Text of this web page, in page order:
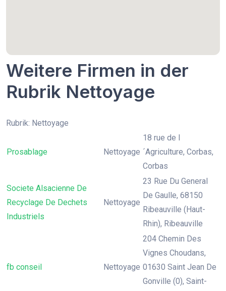
Weitere Firmen in der
Rubrik Nettoyage
Rubrik: Nettoyage
Prosablage Nettoyage
18 rue de l
´Agriculture, Corbas,
Corbas
Societe Alsacienne De
Recyclage De Dechets
Industriels
Nettoyage
23 Rue Du General
De Gaulle, 68150
Ribeauville (Haut-
Rhin), Ribeauville
fb conseil Nettoyage
204 Chemin Des
Vignes Choudans,
01630 Saint Jean De
Gonville (0), Saint-